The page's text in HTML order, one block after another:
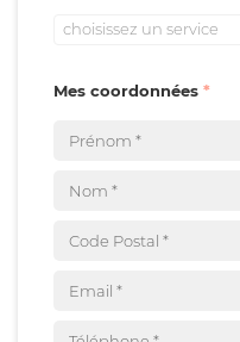
choisissez un service
Mes coordonnées